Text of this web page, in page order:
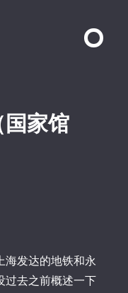
家馆
海发达的地铁和永
过去之前概述一下